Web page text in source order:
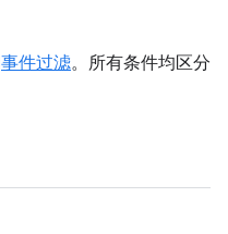
事件过滤。所有条件均区分